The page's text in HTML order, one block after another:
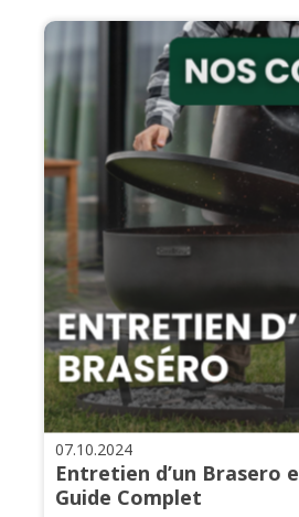
07.10.2024
Entretien d’un Brasero
Guide Complet